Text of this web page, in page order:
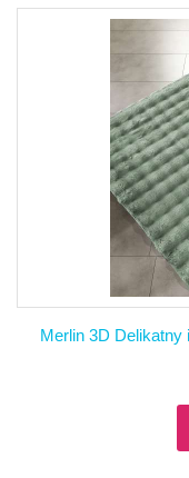
Merlin 3D